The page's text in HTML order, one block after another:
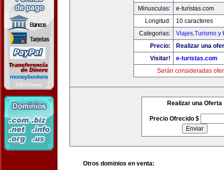
Minusculas:
e-turistas.com
Longitud:
10 caracteres
Categorias:
Viajes,Turismo y
Precio:
Realizar una
Visitar!
e-turistas.com
Serán consideradas
Realizar una Oferta
Precio Ofrecido $
Otros dominios en venta: